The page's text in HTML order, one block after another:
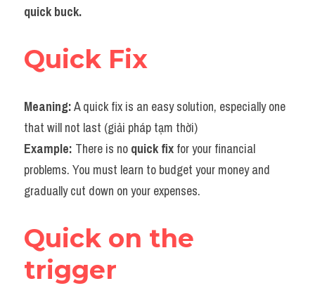
quick buck.
Quick Fix
Meaning: A quick fix is an easy solution, especially one
that will not last (giải pháp tạm thời)
Example: There is no quick fix for your financial
problems. You must learn to budget your money and
gradually cut down on your expenses.
Quick on the
trigger